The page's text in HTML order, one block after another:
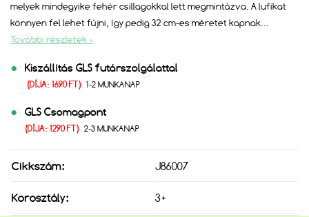
melyek mindegyike fehér csillagokkal lett megmintázva. A lufikat
könnyen fel lehet fújni, így pedig 32 cm-es méretet kapnak
További részletek »
Kiszállítás GLS futárszolgálattal
(DÍJA: 1690 FT) 1-2 MUNKANAP
GLS Csomagpont
(DÍJA: 1290 FT) 2-3 MUNKANAP
Cikkszám: J86007
Korosztály: 3+